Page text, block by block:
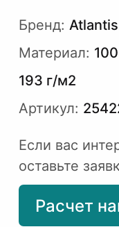
Бренд: Atlantis
Материал:
193 г/м2
Артикул:
Если вас
оставьте
Расчет